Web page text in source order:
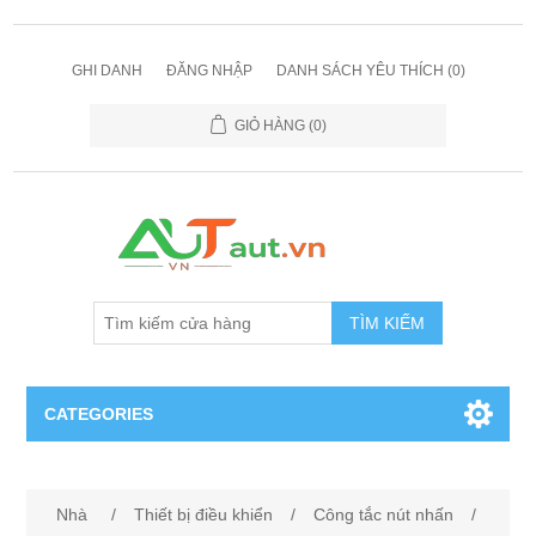
GHI DANH ĐĂNG NHẬP DANH SÁCH YÊU THÍCH (0)
GIỎ HÀNG (0)
TÌM KIẾM
CATEGORIES
Nhà / Thiết bị điều khiển / Công tắc nút nhấn
/